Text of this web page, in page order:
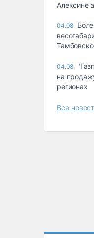
Алексине
04.08
04.08
на
регионах
Все